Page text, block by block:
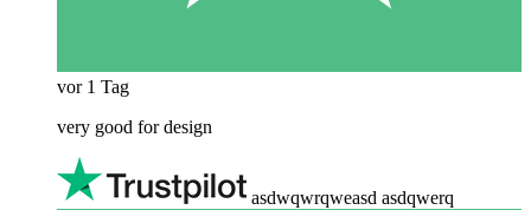
vor 1 Tag
very good for design
asdwqwrqweasd asdqwerq